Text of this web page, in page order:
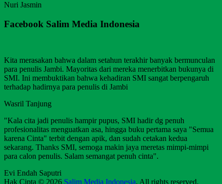
Nuri Jasmin
Facebook Salim Media Indonesia
Kita merasakan bahwa dalam setahun terakhir banyak bermunculan
para penulis Jambi. Mayoritas dari mereka menerbitkan bukunya di
SMI. Ini membuktikan bahwa kehadiran SMI sangat berpengaruh
terhadap hadirnya para penulis di Jambi
Wasril Tanjung
"Kala cita jadi penulis hampir pupus, SMI hadir dg penuh
profesionalitas menguatkan asa, hingga buku pertama saya "Semua
karena Cinta" terbit dengan apik, dan sudah cetakan kedua
sekarang. Thanks SMI, semoga makin jaya meretas mimpi-mimpi
para calon penulis. Salam semangat penuh cinta".
Evi Endah Saputri
Hak Cipta © 2026 Salim Media Indonesia. All rights reserved.